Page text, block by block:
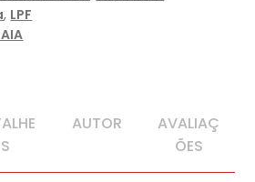
, LPF
S
AUTOR
AVALIAÇ
ÕES